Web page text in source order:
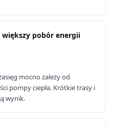
pobór energii
mocno zależy od
pompy ciepła. Krótkie trasy i
wynik.